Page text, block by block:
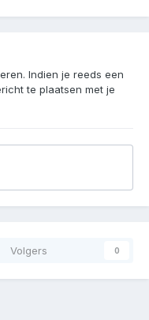
Indien je reeds een
te plaatsen met je
Volgers 0